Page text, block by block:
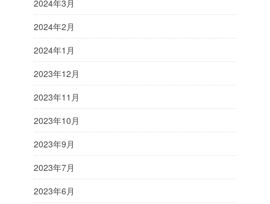
2024年3月
2024年2月
2024年1月
2023年12月
2023年11月
2023年10月
2023年9月
2023年7月
2023年6月